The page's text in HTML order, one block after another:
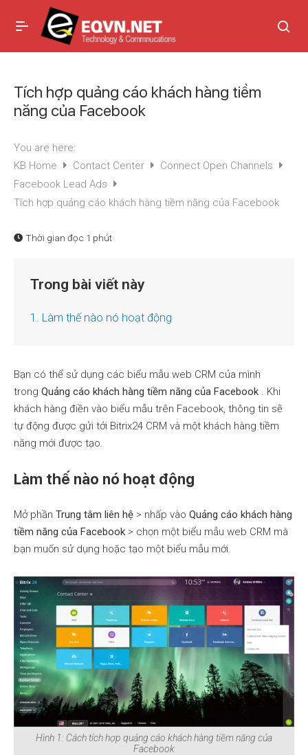
Tích hợp quảng cáo khách hàng tiềm
năng của Facebook
You are here:
KB Home
Contact Center
Connect Open Channels
Facebook Lead Ads
Tích hợp quảng cáo khách hàng tiềm năng của Facebook
Thời gian đọc 1 phút
Trong bài viết này
1. Làm thế nào nó hoạt động
Bạn có thể sử dụng các biểu mẫu web CRM của mình
trong Quảng cáo khách hàng tiềm năng của Facebook . Khi
khách hàng điền vào biểu mẫu trên Facebook, thông tin sẽ
tự động được gửi tới Bitrix24 CRM và một khách hàng tiềm
năng mới được tạo.
Làm thế nào nó hoạt động
Mở phần Trung tâm liên hệ > nhấp vào Quảng cáo khách hàng
tiềm năng của Facebook > chọn một biểu mẫu web CRM mà
bạn muốn sử dụng hoặc tạo một biểu mẫu mới.
Hình 1: Cách tích hợp quảng cáo khách hàng tiềm năng của
Facebook